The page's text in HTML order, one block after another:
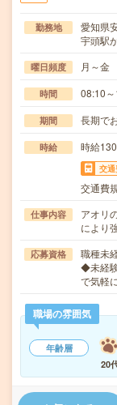
勤務地
愛知県
宇頭駅
曜日頻度 月～金
時間 08:10
期間 長期で
時給 時給
交
交通費
仕事内容
アオリ
により
応募資格
職種未
◆未経
で気軽
職場の雰囲気
年齢層
20